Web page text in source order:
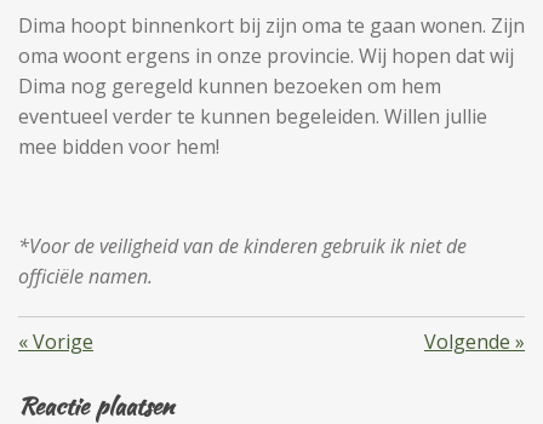
Dima hoopt binnenkort bij zijn oma te gaan wonen. Zijn
oma woont ergens in onze provincie. Wij hopen dat wij
Dima nog geregeld kunnen bezoeken om hem
eventueel verder te kunnen begeleiden. Willen jullie
mee bidden voor hem!
*Voor de veiligheid van de kinderen gebruik ik niet de
officiële namen.
«Vorige Volgende »
Reactie plaatsen